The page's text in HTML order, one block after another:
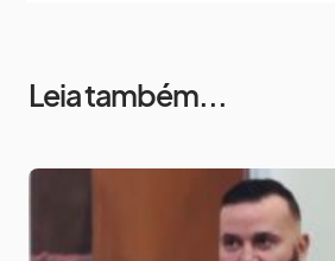
Leia também...